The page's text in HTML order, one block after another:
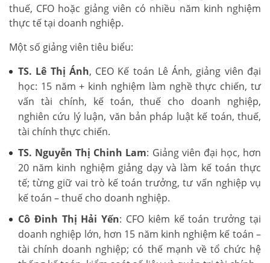
thuế, CFO hoặc giảng viên có nhiều năm kinh nghiệm
thực tế tại doanh nghiệp.
Một số giảng viên tiêu biểu:
TS. Lê Thị Ánh, CEO Kế toán Lê Ánh, giảng viên đại
học: 15 năm + kinh nghiệm làm nghề thực chiến, tư
vấn tài chính, kế toán, thuế cho doanh nghiệp,
nghiên cứu lý luận, văn bản pháp luật kế toán, thuế,
tài chính thực chiến.
TS. Nguyễn Thị Chinh Lam: Giảng viên đại học, hơn
20 năm kinh nghiệm giảng dạy và làm kế toán thực
tế; từng giữ vai trò kế toán trưởng, tư vấn nghiệp vụ
kế toán – thuế cho doanh nghiệp.
Cô Đinh Thị Hải Yến: CFO kiêm kế toán trưởng tại
doanh nghiệp lớn, hơn 15 năm kinh nghiệm kế toán –
tài chính doanh nghiệp; có thế mạnh về tổ chức hệ